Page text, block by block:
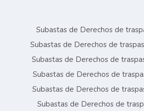
Subastas de Derechos de
Subastas de Derechos de
Subastas de Derechos de
Subastas de Derechos de
Subastas de Derechos de
Subastas de Derechos de